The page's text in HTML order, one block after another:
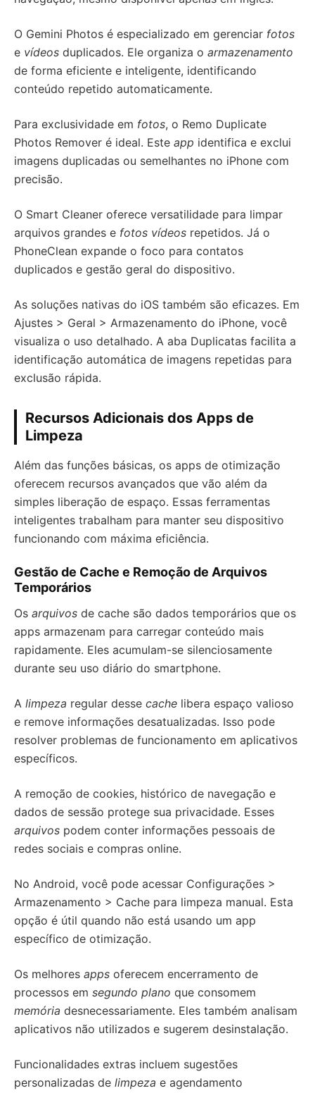
O Gemini Photos é especializado em gerenciar fotos
e vídeos duplicados. Ele organiza o armazenamento
de forma eficiente e inteligente, identificando
conteúdo repetido automaticamente.
Para exclusividade em fotos, o Remo Duplicate
Photos Remover é ideal. Este app identifica e exclui
imagens duplicadas ou semelhantes no iPhone com
precisão.
O Smart Cleaner oferece versatilidade para limpar
arquivos grandes e fotos vídeos repetidos. Já o
PhoneClean expande o foco para contatos
duplicados e gestão geral do dispositivo.
As soluções nativas do iOS também são eficazes. Em
Ajustes > Geral > Armazenamento do iPhone, você
visualiza o uso detalhado. A aba Duplicatas facilita a
identificação automática de imagens repetidas para
exclusão rápida.
Recursos Adicionais dos Apps de
Limpeza
Além das funções básicas, os apps de otimização
oferecem recursos avançados que vão além da
simples liberação de espaço. Essas ferramentas
inteligentes trabalham para manter seu dispositivo
funcionando com máxima eficiência.
Gestão de Cache e Remoção de Arquivos
Temporários
Os arquivos de cache são dados temporários que os
apps armazenam para carregar conteúdo mais
rapidamente. Eles acumulam-se silenciosamente
durante seu uso diário do smartphone.
A limpeza regular desse cache libera espaço valioso
e remove informações desatualizadas. Isso pode
resolver problemas de funcionamento em aplicativos
específicos.
A remoção de cookies, histórico de navegação e
dados de sessão protege sua privacidade. Esses
arquivos podem conter informações pessoais de
redes sociais e compras online.
No Android, você pode acessar Configurações >
Armazenamento > Cache para limpeza manual. Esta
opção é útil quando não está usando um app
específico de otimização.
Os melhores apps oferecem encerramento de
processos em segundo plano que consomem
memória desnecessariamente. Eles também analisam
aplicativos não utilizados e sugerem desinstalação.
Funcionalidades extras incluem sugestões
personalizadas de limpeza e agendamento